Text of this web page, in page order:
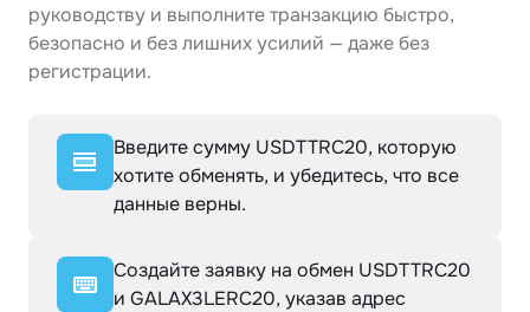
руководству и выполните транзакцию быстро,
безопасно и без лишних усилий — даже без
регистрации.
Введите сумму USDTTRC20, которую
хотите обменять, и убедитесь, что все
данные верны.
Создайте заявку на обмен USDTTRC20
и GALAX3LERC20, указав адрес